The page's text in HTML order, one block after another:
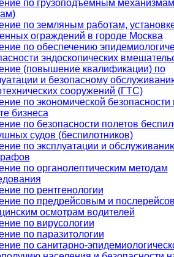
по грузоподъемным механизмам
по земляным работам,
ограждений в городе Москва
по обеспечению
эндоскопических
(повышение квалификации) по
и безопасному
сооружений (ГТС)
по экономической безопасности
бизнеса
по безопасности полетов
судов (беспилотников)
по эксплуатации и
по органолептическим методам
по рентгенологии
по предрейсовым и
осмотрам водителей
по вирусологии
по паразитологии
по санитарно-